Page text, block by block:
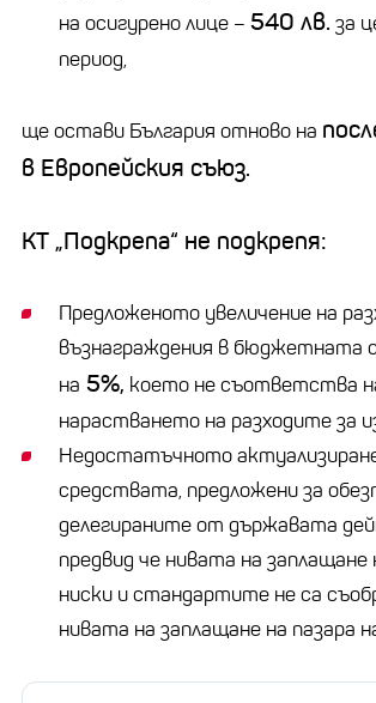
на осигурено лице – 540 лв. за
период,
ще остави България отново на
в Европейския съюз.
КТ „Подкрепа“ не подкрепя:
Предложеното увеличение на
възнаграждения в бюджетната
на 5%, което не съответства
нарастването на разходите за
Недостатъчното
средствата, предложени за
делегираните от държавата
предвид че нивата на заплащане
ниски и стандартите не са
нивата на заплащане на пазара